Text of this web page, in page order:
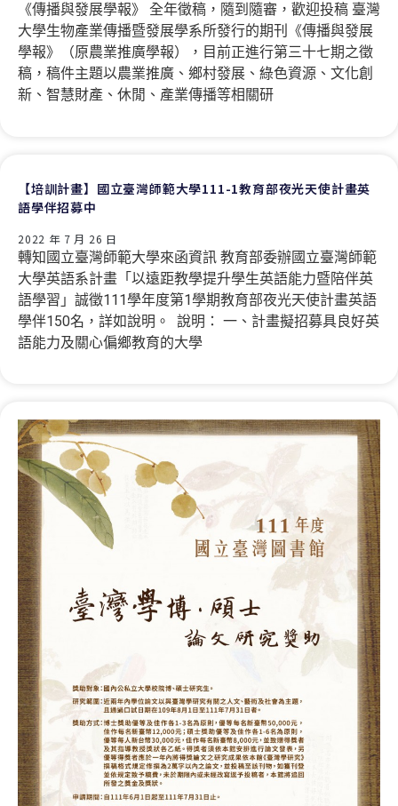
《傳播與發展學報》 全年徵稿，隨到隨審，歡迎投稿 臺灣
大學生物產業傳播暨發展學系所發行的期刊《傳播與發展
學報》（原農業推廣學報），目前正進行第三十七期之徵
稿，稿件主題以農業推廣、鄉村發展、綠色資源、文化創
新、智慧財產、休閒、產業傳播等相關研
【培訓計畫】國立臺灣師範大學111-1教育部夜光天使計畫英
語學伴招募中
2022 年 7 月 26 日
轉知國立臺灣師範大學來函資訊 教育部委辦國立臺灣師範
大學英語系計畫「以遠距教學提升學生英語能力暨陪伴英
語學習」誠徵111學年度第1學期教育部夜光天使計畫英語
學伴150名，詳如說明。 說明： 一、計畫擬招募具良好英
語能力及關心偏鄉教育的大學